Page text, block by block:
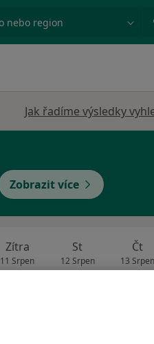
nebo region
Jak řadíme výsledky
Zobrazit více
Zítra
11 Srpen
St
12 Srpen
Čt
13 Srpen